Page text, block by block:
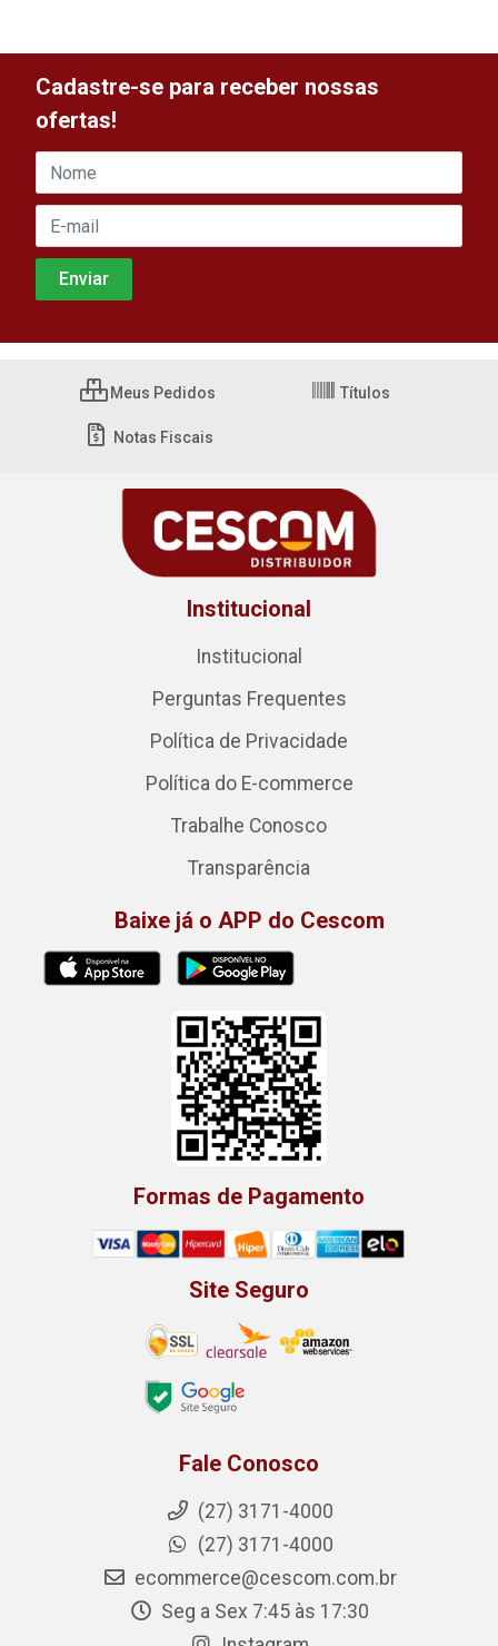
Cadastre-se para receber nossas
ofertas!
Meus Pedidos Títulos
Notas Fiscais
Institucional
Institucional
Perguntas Frequentes
Política de Privacidade
Política do E-commerce
Trabalhe Conosco
Transparência
Baixe já o APP do Cescom
Formas de Pagamento
Site Seguro
Fale Conosco
(27) 3171-4000
(27) 3171-4000
ecommerce@cescom.com.br
Seg a Sex 7:45 às 17:30